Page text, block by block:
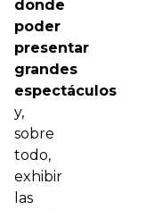
donde
poder
presentar
grandes
espectáculos
y,
sobre
todo,
exhibir
las